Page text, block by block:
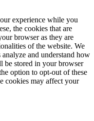
experience while you
the cookies that are
browser as they are
of the website. We
and understand how
be stored in your browser
option to opt-out of these
cookies may affect your